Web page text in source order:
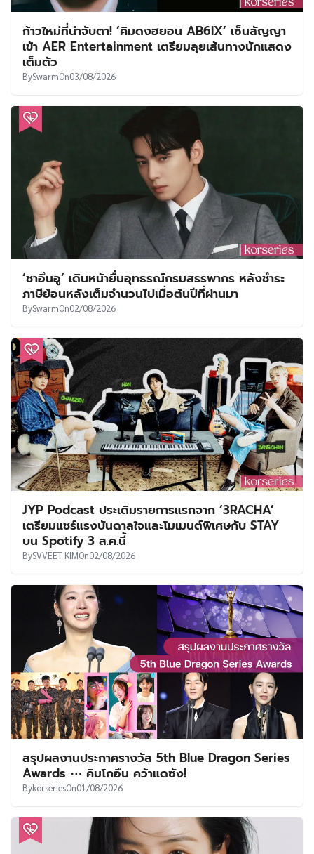
ก้าวใหม่ที่น่าจับตา! ‘คิมดงฮยอน AB6IX’ เซ็นสัญญา
เข้า AER Entertainment เตรียมลุยเส้นทางนักแสดง
เต็มตัว
BySwarmOn03/08/2026
‘ชาอึนอู’ เดินหน้ายื่นอุทธรณ์กรมสรรพากร หลังชำระ
ภาษีย้อนหลังเต็มจำนวนไปเมื่อต้นปีที่ผ่านมา
BySwarmOn02/08/2026
JYP Podcast ประเดิมรายการแรกจาก ‘3RACHA’
เตรียมแชร์แรงบันดาลใจและโมเมนต์พิเศษกับ STAY
บน Spotify 3 ส.ค.นี้
BySVVEET KIMOn02/08/2026
สรุปผลงานประกาศรางวัล 5th Blue Dragon Series
Awards ⋯ คิมโกอึน คว้าแดซัง!
BykorseriesOn01/08/2026